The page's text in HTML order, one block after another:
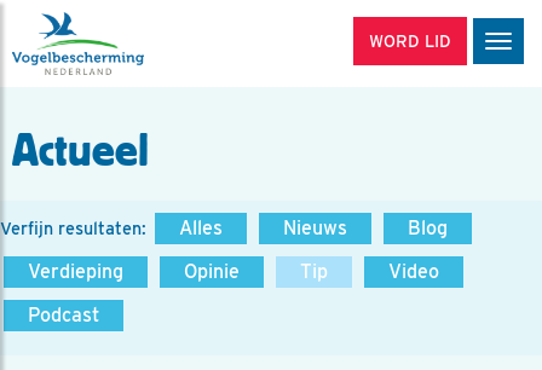
WORD LID
Actueel
Verfijn resultaten: Alles Nieuws
Blog
Verdieping
Opinie Tip
Video
Podcast